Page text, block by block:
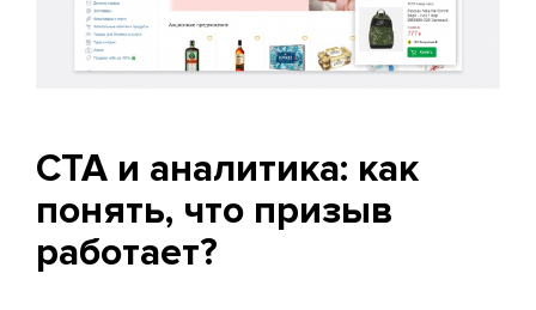
CTA и аналитика: как
понять, что призыв
работает?